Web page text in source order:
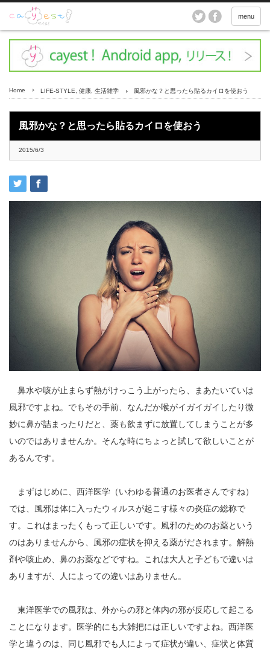
menu
Home LIFE-STYLE 健康 生活雑学 風邪かな？と思ったら貼るカイロを使おう
風邪かな？と思ったら貼るカイロを使おう
2015/6/3
鼻水や咳が止まらず熱がけっこう上がったら、まあたいていは
風邪ですよね。でもその手前、なんだか喉がイガイガイしたり微
妙に鼻が詰まったりだと、薬も飲まずに放置してしまうことが多
いのではありませんか。そんな時にちょっと試して欲しいことが
あるんです。
まずはじめに、西洋医学（いわゆる普通のお医者さんですね）
では、風邪は体に入ったウィルスが起こす様々の炎症の総称で
す。これはまったくもって正しいです。風邪のためのお薬という
のはありませんから、風邪の症状を抑える薬がだされます。解熱
剤や咳止め、鼻のお薬などですね。これは大人と子どもで違いは
ありますが、人によっての違いはありません。
東洋医学での風邪は、外からの邪と体内の邪が反応して起こる
ことになります。医学的にも大雑把には正しいですよね。西洋医
学と違うのは、同じ風邪でも人によって症状が違い、症状と体質